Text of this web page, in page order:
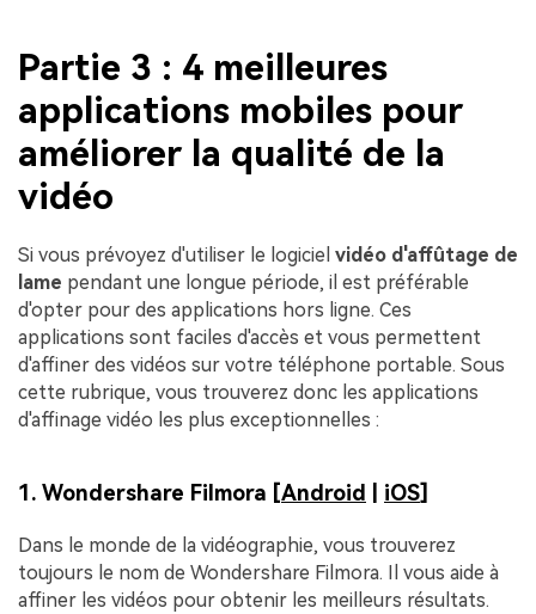
Partie 3 : 4 meilleures
applications mobiles pour
améliorer la qualité de la
vidéo
Si vous prévoyez d'utiliser le logiciel vidéo d'affûtage de
lame pendant une longue période, il est préférable
d'opter pour des applications hors ligne. Ces
applications sont faciles d'accès et vous permettent
d'affiner des vidéos sur votre téléphone portable. Sous
cette rubrique, vous trouverez donc les applications
d'affinage vidéo les plus exceptionnelles :
1. Wondershare Filmora [Android iOS]
Dans le monde de la vidéographie, vous trouverez
toujours le nom de Wondershare Filmora. Il vous aide à
affiner les vidéos pour obtenir les meilleurs résultats.